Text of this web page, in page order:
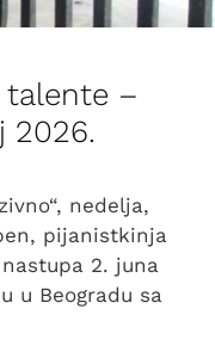
talente –
2026.
nedelja,
pijanistkinja
2. juna
u Beogradu sa